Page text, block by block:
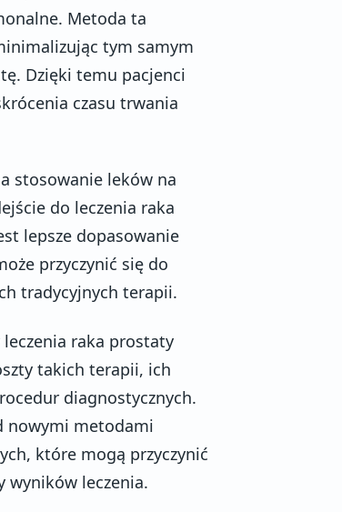
Metoda ta
tym samym
Dzięki temu pacjenci
czasu trwania
stosowanie leków na
do leczenia raka
lepsze dopasowanie
przyczynić się do
tradycyjnych terapii.
raka prostaty
takich terapii, ich
diagnostycznych.
nowymi metodami
które mogą przyczynić
wyników leczenia.